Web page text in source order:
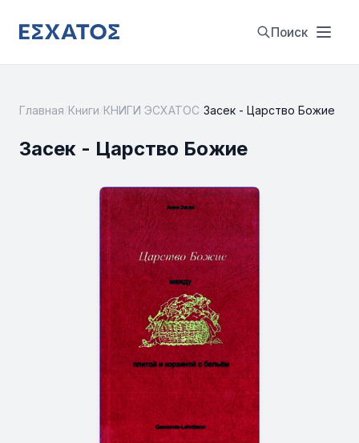
Поиск
Главная Книги КНИГИ ЭСХАТОС Засек - Царство Божие
Засек - Царство Божие